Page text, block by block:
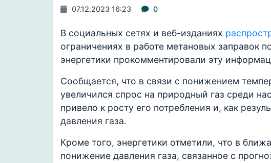
07.12.2023 16:23 0
В социальных сетях и веб-изданиях
ограничениях в работе метановых заправок
энергетики прокомментировали эту
Сообщается, что в связи с понижением
увеличился спрос на природный газ среди
привело к росту его потребления и, как
давления газа.
Кроме того, энергетики отметили, что в
понижение давления газа, связанное с